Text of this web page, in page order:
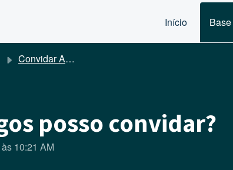
Início
Convidar Amigos
posso convidar?
10:21 AM